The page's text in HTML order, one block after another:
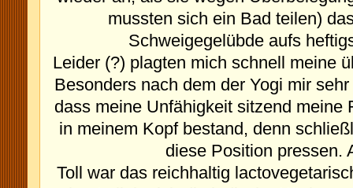
mussten sich ein Bad teilen)
Schweigegelübde aufs
Leider (?) plagten mich schnell meine
Besonders nach dem der Yogi mir
dass meine Unfähigkeit sitzend meine
in meinem Kopf bestand, denn
diese Position pressen.
Toll war das reichhaltig